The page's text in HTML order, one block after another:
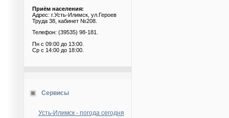
Приём населения:
Адрес: г.Усть-Илимск, ул.Героев
Труда 38, кабинет №208.
Телефон: (39535) 98-181.
Пн с 09:00 до 13:00.
Ср с 14:00 до 18:00.
Сервисы
Усть-Илимск - погода сегодня